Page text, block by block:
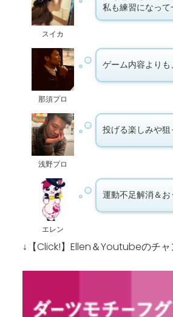
スイカ
私も練習になって
那須プロ
ゲーム内容より
浅野プロ
投げる楽しみや
エレン
運動不足解消＆
↓【Click!】Ellen＆Youtubeのチ